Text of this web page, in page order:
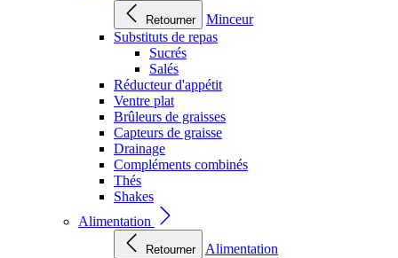
Retourner
Minceur
Substituts de repas
Sucrés
Salés
Réducteur d'appétit
Ventre plat
Brûleurs de graisses
Capteurs de graisse
Drainage
Compléments combinés
Thés
Shakes
Alimentation
Retourner
Alimentation